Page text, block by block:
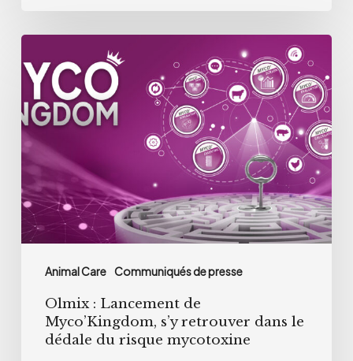
Amérique
latine
Animal Care Communiqués de presse
:
Lancement
de
Myco’Kingdom,
s’y
retrouver
dans
le
risque
mycotoxine
Olmix : Lancement de
Myco’Kingdom, s’y retrouver dans le
dédale du risque mycotoxine